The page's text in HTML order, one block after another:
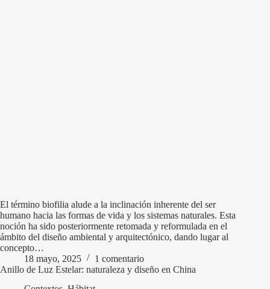
El término biofilia alude a la inclinación inherente del ser
humano hacia las formas de vida y los sistemas naturales. Esta
noción ha sido posteriormente retomada y reformulada en el
ámbito del diseño ambiental y arquitectónico, dando lugar al
concepto…
18 mayo, 2025
1 comentario
Anillo de Luz Estelar: naturaleza y diseño en China